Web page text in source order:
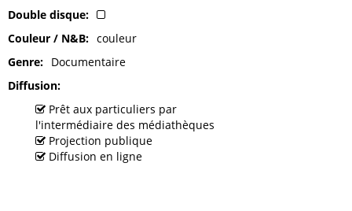
Double disque
Couleur / N&B
couleur
Genre
Documentaire
Diffusion
Prêt aux particuliers par
l'intermédiaire des médiathèques
Projection publique
Diffusion en ligne